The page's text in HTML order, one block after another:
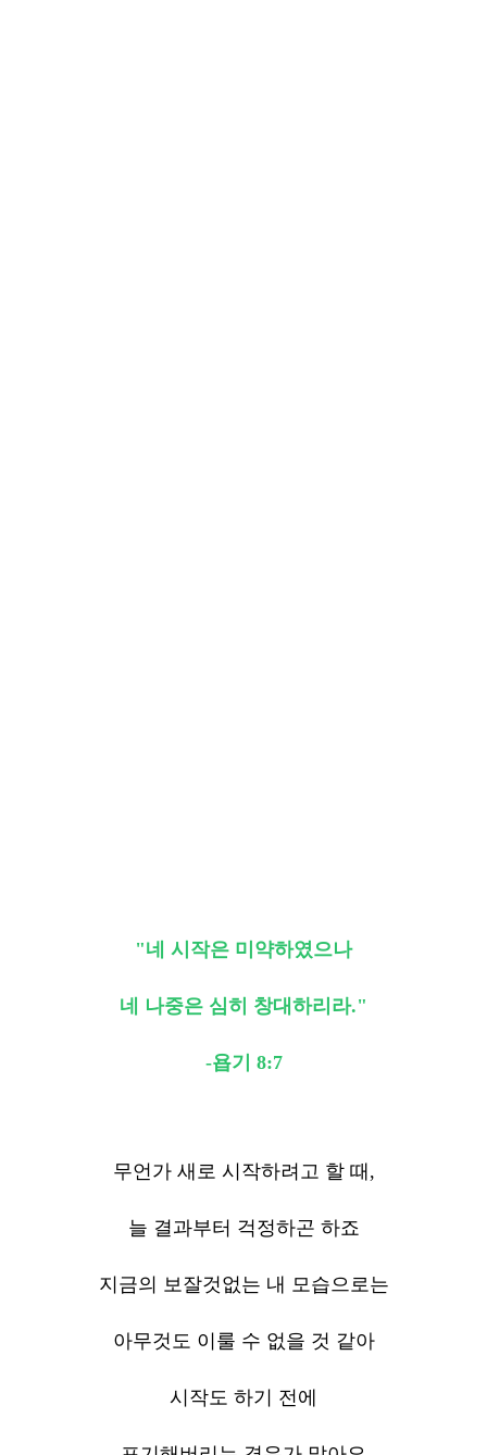
"네 시작은 미약하였으나
네 나중은 심히 창대하리라."
-욥기 8:7
무언가 새로 시작하려고 할 때,
늘 결과부터 걱정하곤 하죠
지금의 보잘것없는 내 모습으로는
아무것도 이룰 수 없을 것 같아
시작도 하기 전에